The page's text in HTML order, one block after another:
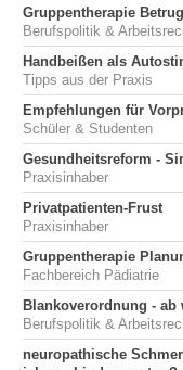
Gruppentherapie
Berufspolitik &
Handbeißen als
Tipps aus der Praxis
Empfehlungen für
Schüler & Studenten
Gesundheitsreform -
Praxisinhaber
Privatpatienten-Frust
Praxisinhaber
Gruppentherapie
Fachbereich Pädiatrie
Blankoverordnung - ab
Berufspolitik &
neuropathische